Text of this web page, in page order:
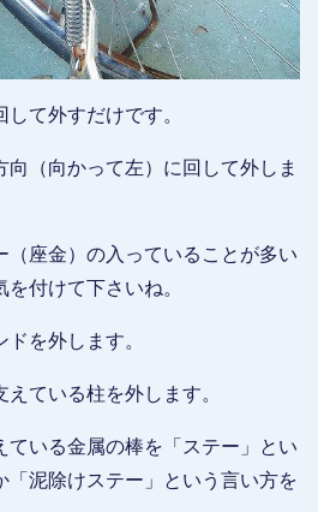
して外すだけです。
向（向かって左）に回して外しま
（座金）の入っていることが多い
付けて下さいね。
を外します。
ている柱を外します。
ている金属の棒を「ステー」とい
「泥除けステー」という言い方を